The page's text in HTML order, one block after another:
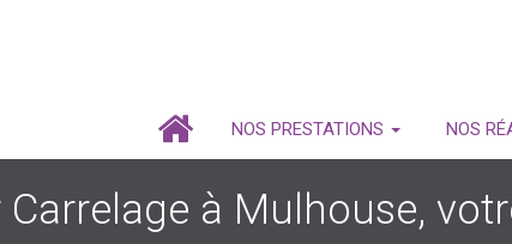
NOS PRESTATIONS NOS
Carrelage à Mulhouse,